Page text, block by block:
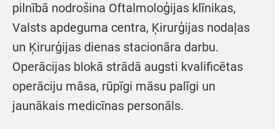
pilnībā nodrošina Oftalmoloģijas klīnikas,
Valsts apdeguma centra, Ķirurģijas nodaļas
un Ķirurģijas dienas stacionāra darbu.
Operācijas blokā strādā augsti kvalificētas
operāciju māsa, rūpīgi māsu palīgi un
jaunākais medicīnas personāls.